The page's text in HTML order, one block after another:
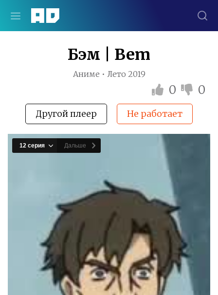
Бэм | Bem
Аниме • Лето 2019
0 0
Другой плеер Не работает